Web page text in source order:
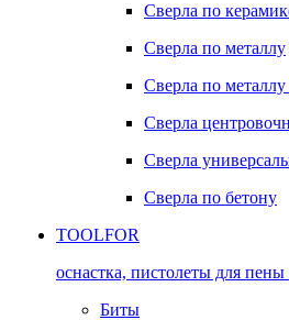
Сверла по
Сверла по металлу
Сверла по
Сверла
Сверла
Сверла по бетону
TOOLFOR
оснастка, пистолеты для пены
Биты